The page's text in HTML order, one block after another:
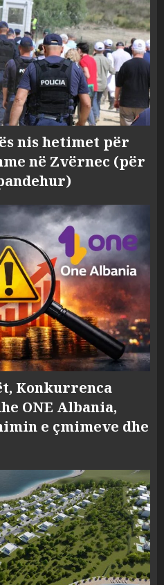
nis hetimet për
në Zvërnec (për
Konkurrenca
ONE Albania,
e çmimeve dhe